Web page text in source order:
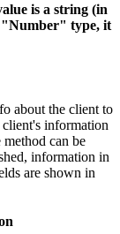
is a string (in
"Number" type, it
about the client to
information
can be
information in
are shown in